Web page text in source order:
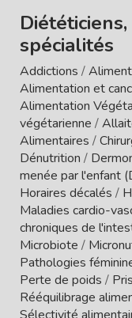
spécialités
Addictions /
Alimentation et
Alimentation
végétarienne /
Alimentaires /
Dénutrition /
menée par l'enfant
Horaires décalés /
Maladies cardio-
chroniques de
Microbiote /
Pathologies
Perte de poids /
Rééquilibrage